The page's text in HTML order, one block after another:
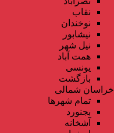
نقاب
نوخندان
نیشابور
نیل شهر
همت آباد
یونسی
بازگشت
خراسان شمالی
تمام شهر‌ها
بجنورد
آشخانه